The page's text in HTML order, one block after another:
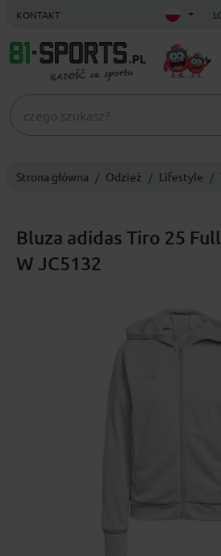
KONTAKT
Strona główna Odzież Lifestyle
Bluza adidas Tiro 25
W JC5132